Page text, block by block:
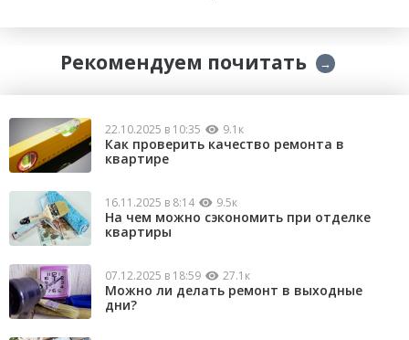
Рекомендуем почитать →
22.10.2025 в 10:35 9.1к
Как проверить качество ремонта в
квартире
16.11.2025 в 8:14 9.5к
На чем можно сэкономить при отделке
квартиры
07.12.2025 в 18:59 27.1к
Можно ли делать ремонт в выходные
дни?